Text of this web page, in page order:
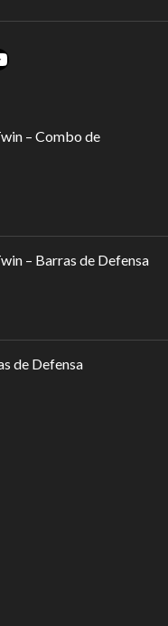
– Combo de
– Barras de Defensa
de Defensa